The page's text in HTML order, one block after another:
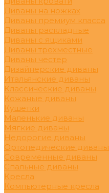
Диваны на ножках
Диваны премиум класса
Диваны раскладные
Диваны с ящиками
Диваны трехместные
Диваны честер
Дизайнерские диваны
Итальянские диваны
Классические диваны
Кожаные диваны
Кушетки
Маленькие диваны
Мягкие диваны
Недорогие диваны
Ортопедические диваны
Современные диваны
Спальные диваны
Кресла
Компьютерные кресла